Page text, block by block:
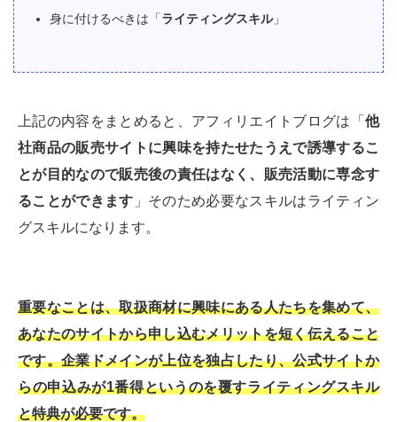
身に付けるべきは「ライティングスキル」
上記の内容をまとめると、アフィリエイトブログは「 他
社商品の販売サイトに興味を持たせたうえで誘導するこ
とが目的なので販売後の責任はなく、販売活動に専念す
ることができます 」そのため必要なスキルはライティン
グスキルになります。
重要なことは、取扱商材に興味にある人たちを集めて、
あなたのサイトから申し込むメリットを短く伝えること
です。企業ドメインが上位を独占したり、公式サイトか
らの申込みが1番得というのを覆すライティングスキル
と特典が必要です。